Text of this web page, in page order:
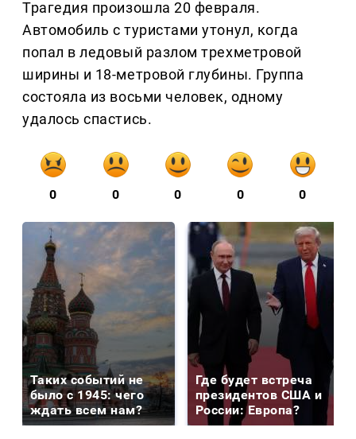
Трагедия произошла 20 февраля.
Автомобиль с туристами утонул, когда
попал в ледовый разлом трехметровой
ширины и 18-метровой глубины. Группа
состояла из восьми человек, одному
удалось спастись.
0 0 0 0 0
Таких событий не
было с 1945: чего
ждать всем нам?
Где будет встреча
президентов США и
России: Европа?